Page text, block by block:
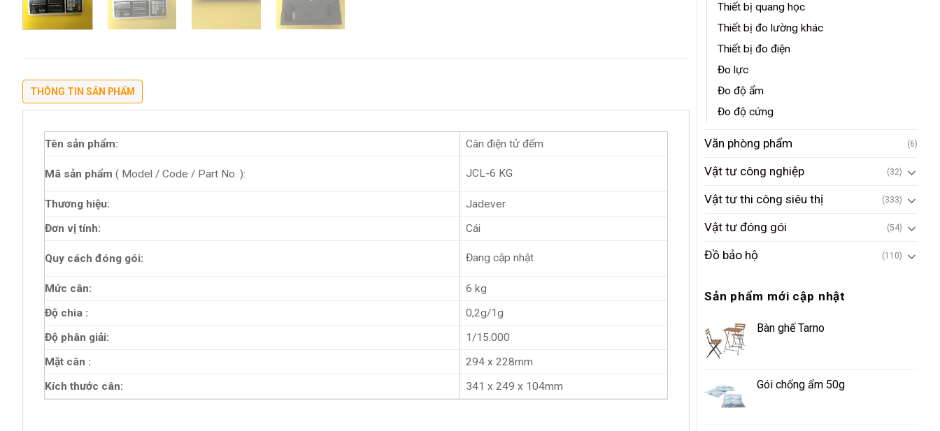
Thiết bị quang học
Thiết bị đo lường khác
Thiết bị đo điện
Đo lực
Đo độ ẩm
Đo độ cứng
Văn phòng phẩm (6)
Vật tư công nghiệp (32)
Vật tư thi công siêu thị (333)
Vật tư đóng gói (54)
Đồ bảo hộ (110)
Sản phẩm mới cập nhật
Bàn ghế Tarno
Gói chống ẩm 50g
THÔNG TIN SẢN PHẨM
Tên sản phẩm: Cân điện tử đếm
Mã sản phẩm ( Model / Code / Part No. ): JCL-6 KG
Thương hiệu:
Jadever
Đơn vị tính:
Cái
Quy cách đóng gói: Đang cập nhật
Mức cân:
6 kg
Độ chia :
0,2g/1g
Độ phân giải:
1/15.000
Mặt cân :
294 x 228mm
Kích thước cân:
341 x 249 x 104mm